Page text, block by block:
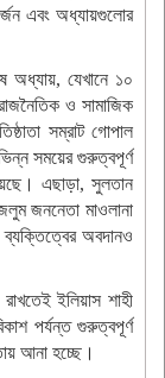
এবং অধ্যায়গুলোর
অধ্যায়, যেখানে ১০
ও সামাজিক
সম্রাট গোপাল
সময়ের গুরুত্বপূর্ণ
এছাড়া, সুলতান
জননেতা মাওলানা
অবদানও
রাখতেই ইলিয়াস শাহী
পর্যন্ত গুরুত্বপূর্ণ
আনা হচ্ছে।